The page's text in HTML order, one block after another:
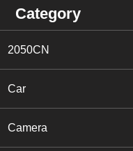
Category
2050CN
Car
Camera